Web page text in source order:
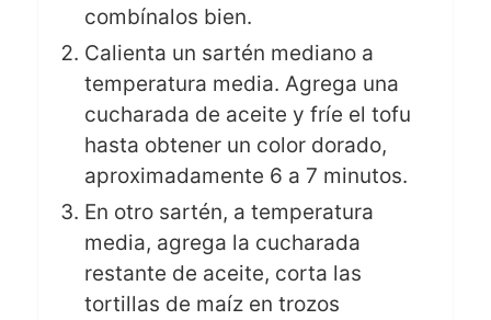
combínalos bien.
Calienta un sartén mediano a
temperatura media. Agrega una
cucharada de aceite y fríe el tofu
hasta obtener un color dorado,
aproximadamente 6 a 7 minutos.
En otro sartén, a temperatura
media, agrega la cucharada
restante de aceite, corta las
tortillas de maíz en trozos